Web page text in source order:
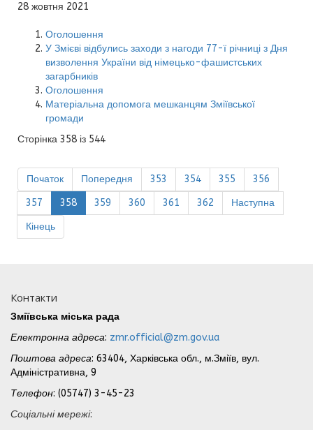
28 жовтня 2021
Оголошення
У Змієві відбулись заходи з нагоди 77-ї річниці з Дня
визволення України від німецько-фашистських
загарбників
Оголошення
Матеріальна допомога мешканцям Зміївської
громади
Сторінка 358 із 544
Початок Попередня 353 354 355
356
357
358 359 360 361 362
Наступна
Кінець
Контакти
Зміївська міська рада
Електронна адреса: zmr.official@zm.gov.ua
Поштова адреса: 63404, Харківська обл., м.Зміїв, вул.
Адміністративна, 9
Телефон: (05747) 3-45-23
Соціальні мережі: